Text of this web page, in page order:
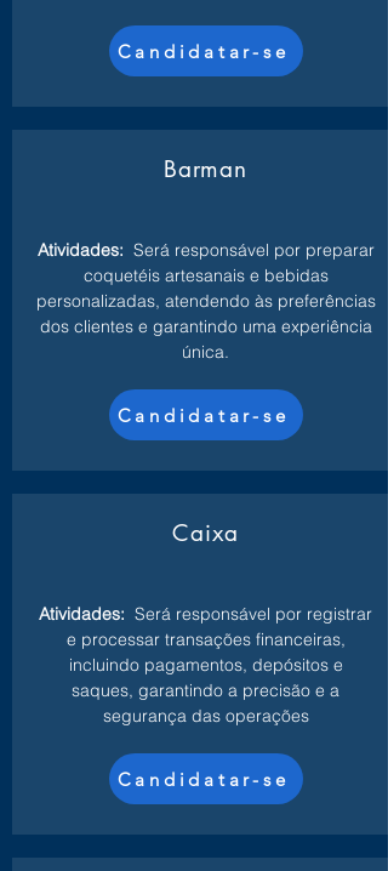
Candidatar-se
Barman
Atividades: Será responsável por preparar
coquetéis artesanais e bebidas
personalizadas, atendendo às preferências
dos clientes e garantindo uma experiência
única.
Candidatar-se
Caixa
Atividades: Será responsável por registrar
e processar transações financeiras,
incluindo pagamentos, depósitos e
saques, garantindo a precisão e a
segurança das operações
Candidatar-se